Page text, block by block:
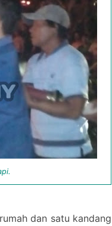
dan satu kandang